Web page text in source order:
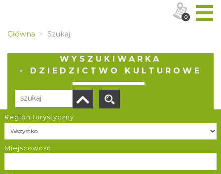
Główna Szukaj
WYSZUKIWARKA
- DZIEDZICTWO KULTUROWE
Region turystyczny
Miejscowość
Liczba elementów:
0